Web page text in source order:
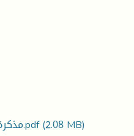
مذكرة ماستر الطالب جاجة عبد الحكيم.pdf(2.08 MB)